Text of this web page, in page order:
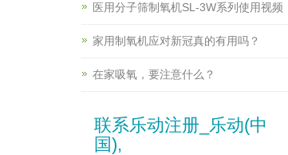
医用分子筛制氧机SL-3W系列使用视频
家用制氧机应对新冠真的有用吗？
在家吸氧，要注意什么？
联系乐动注册_乐动(中
国),